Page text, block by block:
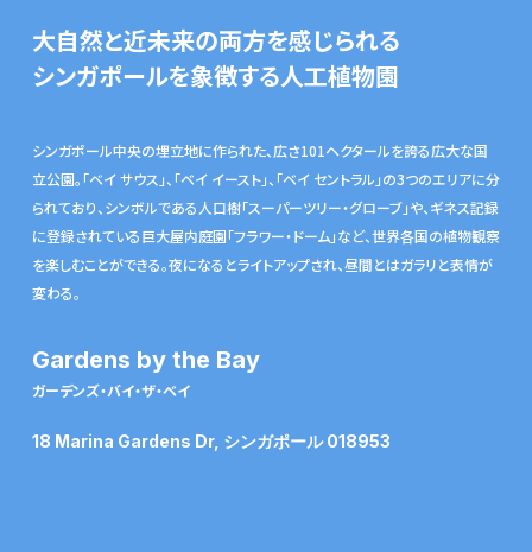
大自然と近未来の両方を感じられる
シンガポールを象徴する人工植物園
シンガポール中央の埋立地に作られた、広さ101ヘクタールを誇る広大な国
立公園。「ベイ サウス」、「ベイ イースト」、「ベイ セントラル」の3つのエリアに分
られており、シンボルである人口樹「スーパーツリー・グローブ」や、ギネス記録
に登録されている巨大屋内庭園「フラワー・ドーム」など、世界各国の植物観察
を楽しむことができる。夜になるとライトアップされ、昼間とはガラリと表情が
変わる。
Gardens by the Bay
ガーデンズ・バイ・ザ・ベイ
18 Marina Gardens Dr, シンガポール 018953